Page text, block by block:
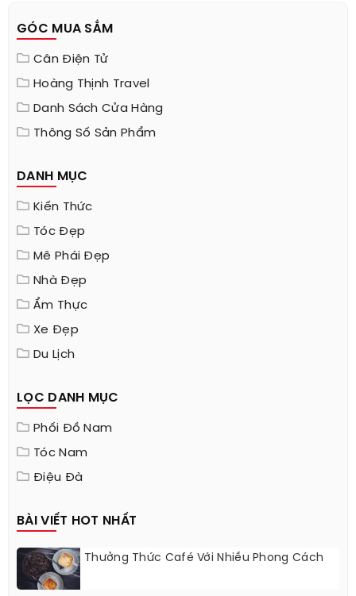
GÓC MUA SẮM
Cân Điện Tử
Hoàng Thịnh Travel
Danh Sách Cửa Hàng
Thông Số Sản Phẩm
DANH MỤC
Kiến Thức
Tóc Đẹp
Mê Phái Đẹp
Nhà Đẹp
Ẩm Thực
Xe Đẹp
Du Lịch
LỌC DANH MỤC
Phối Đồ Nam
Tóc Nam
Điệu Đà
BÀI VIẾT HOT NHẤT
Thưởng Thức Café Với Nhiều Phong Cách